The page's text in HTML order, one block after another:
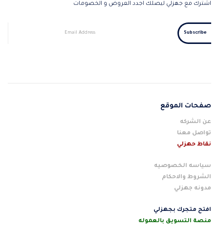
اشترك مع جهزلي ليصلك اجدد العروض و الخصومات
صفحات الموقع
عن الشركه
تواصل معنا
نقاط حهزلي
سياسه الخصوصيه
الشروط والاحكام
مدونه جهزلي
افتح متجرك بجهزلي
منصة التسويق بالعموله